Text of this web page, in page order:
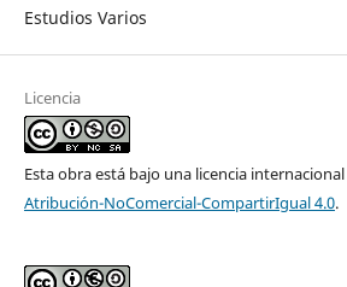
Estudios Varios
Licencia
Esta obra está bajo una licencia internacional
Atribución-NoComercial-CompartirIgual 4.0.